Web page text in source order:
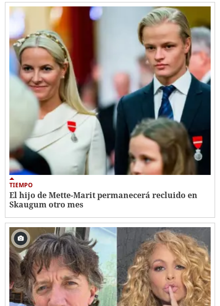
TIEMPO
El hijo de Mette-Marit permanecerá recluido en
Skaugum otro mes